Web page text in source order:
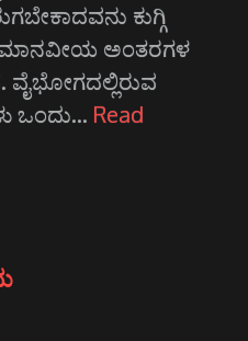
ಕುಗ್ಗಿ
ಅಂತರಗಳ
ವೈಭೋಗದಲ್ಲಿರುವ
ಒಂದು… Read